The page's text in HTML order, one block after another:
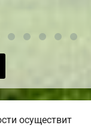
осуществит